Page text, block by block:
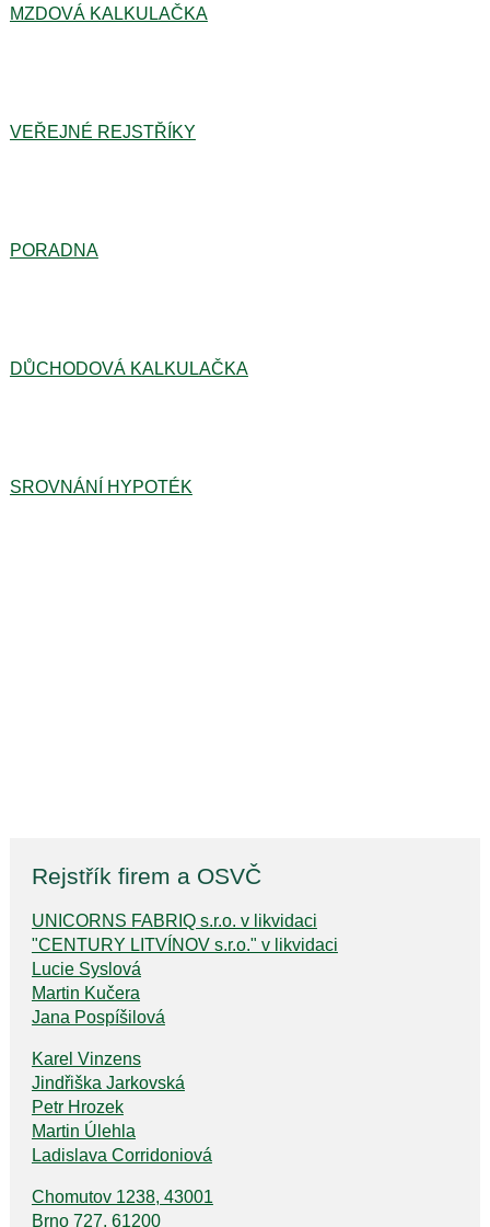
MZDOVÁ KALKULAČKA
VEŘEJNÉ REJSTŘÍKY
PORADNA
DŮCHODOVÁ KALKULAČKA
SROVNÁNÍ HYPOTÉK
Rejstřík firem a OSVČ
UNICORNS FABRIQ s.r.o. v likvidaci
"CENTURY LITVÍNOV s.r.o." v likvidaci
Lucie Syslová
Martin Kučera
Jana Pospíšilová
Karel Vinzens
Jindřiška Jarkovská
Petr Hrozek
Martin Úlehla
Ladislava Corridoniová
Chomutov 1238, 43001
Brno 727, 61200